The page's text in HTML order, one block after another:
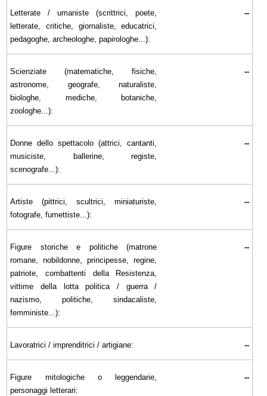
Letterate / umaniste (scrittrici, poete,
letterate, critiche, giornaliste, educatrici,
pedagoghe, archeologhe, papirologhe...):
--
Scienziate (matematiche, fisiche,
astronome, geografe, naturaliste,
biologhe, mediche, botaniche,
zoologhe...):
--
Donne dello spettacolo (attrici, cantanti,
musiciste, ballerine, registe,
scenografe...):
--
Artiste (pittrici, scultrici, miniaturiste,
fotografe, fumettiste...):
--
Figure storiche e politiche (matrone
romane, nobildonne, principesse, regine,
patriote, combattenti della Resistenza,
vittime della lotta politica / guerra /
nazismo, politiche, sindacaliste,
femministe...):
--
Lavoratrici / imprenditrici / artigiane: --
Figure mitologiche o leggendarie,
personaggi letterari:
--